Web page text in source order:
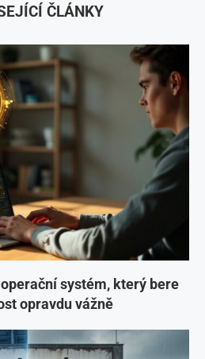
ČLÁNKY
systém, který bere
opravdu vážně